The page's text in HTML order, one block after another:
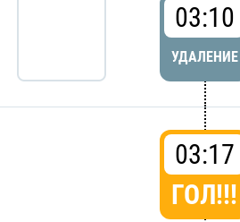
03:10
УДАЛЕНИЕ
03:17
ГОЛ!!!